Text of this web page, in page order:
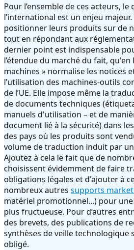
Pour l’ensemble de ces acteurs,
l’international est un enjeu
positionner leurs produits sur de
tout en répondant aux
dernier point est indispensable
l’étendue du marché du fait, qu'en
machines » normalise les notices
l’utilisation des machines-outils
de l’UE. Elle impose même la
de documents techniques
manuels d'utilisation – et de
document lié à la sécurité) dans
des pays où les produits sont
volume de traduction induit par
Ajoutez à cela le fait que de
choisissent évidemment de faire
obligations légales et d'ajouter à
nombreux autres supports
matériel promotionnel...) pour
plus fructueuse. Pour d’autres
des brevets, des publications de
synthèses de veille technologique
obligé.